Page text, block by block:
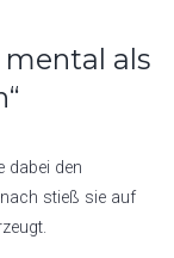
als
dabei den
stieß sie auf